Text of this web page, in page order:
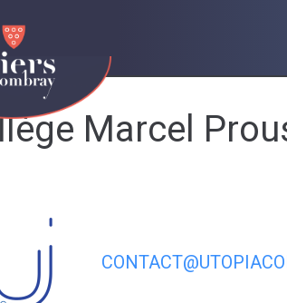
Marcel